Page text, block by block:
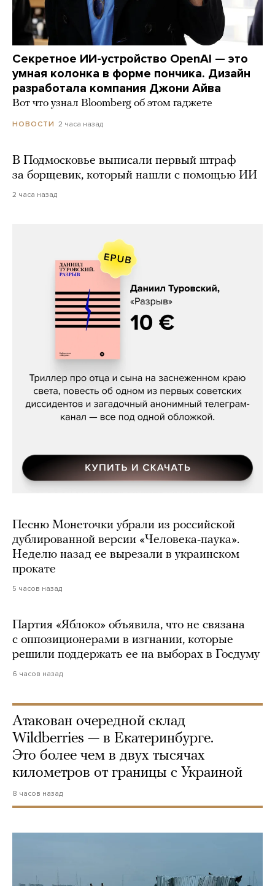
Секретное ИИ-устройство OpenAI — это
умная колонка в форме пончика. Дизайн
разработала компания Джони Айва
Вот что узнал Bloomberg об этом гаджете
НОВОСТИ 2 часа назад
В Подмосковье выписали первый штраф
за борщевик, который нашли с помощью ИИ
2 часа назад
Даниил Туровский, «Разрыв»
Песню Монеточки убрали из российской
дублированной версии «Человека-паука».
Неделю назад ее вырезали в украинском
прокате
5 часов назад
Партия «Яблоко» объявила, что не связана
с оппозиционерами в изгнании, которые
решили поддержать ее на выборах в Госдуму
6 часов назад
Атакован очередной склад
Wildberries — в Екатеринбурге.
Это более чем в двух тысячах
километров от границы с Украиной
8 часов назад